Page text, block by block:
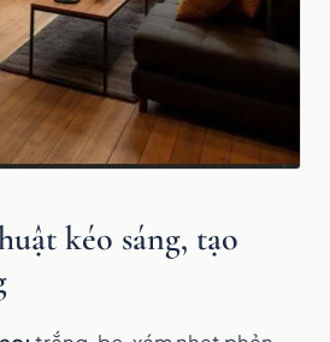
kéo sáng, tạo